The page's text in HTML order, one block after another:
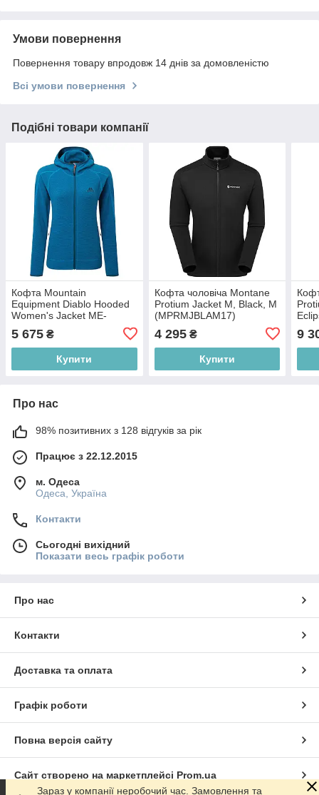
Умови повернення
Повернення товару впродовж 14 днів за домовленістю
Всі умови повернення
Подібні товари компанії
Кофта Mountain
Equipment Diablo Hooded
Women's Jacket ME-
002534, 14, Mykonos blue
(ME-002534.01678.14)
5 675 ₴
Купити
Кофта чоловіча Montane
Protium Jacket M, Black, M
(MPRMJBLAM17)
4 295₴
Купити
9
Про нас
98% позитивних з 128 відгуків за рік
Працює з 22.12.2015
м. Одеса
Одеса, Україна
Контакти
Сьогодні вихідний
Показати весь графік роботи
Про нас
Контакти
Доставка та оплата
Графік роботи
Повна версія сайту
Сайт створено на маркетплейсі Prom.ua
Зараз у компанії неробочий час. Замовлення та